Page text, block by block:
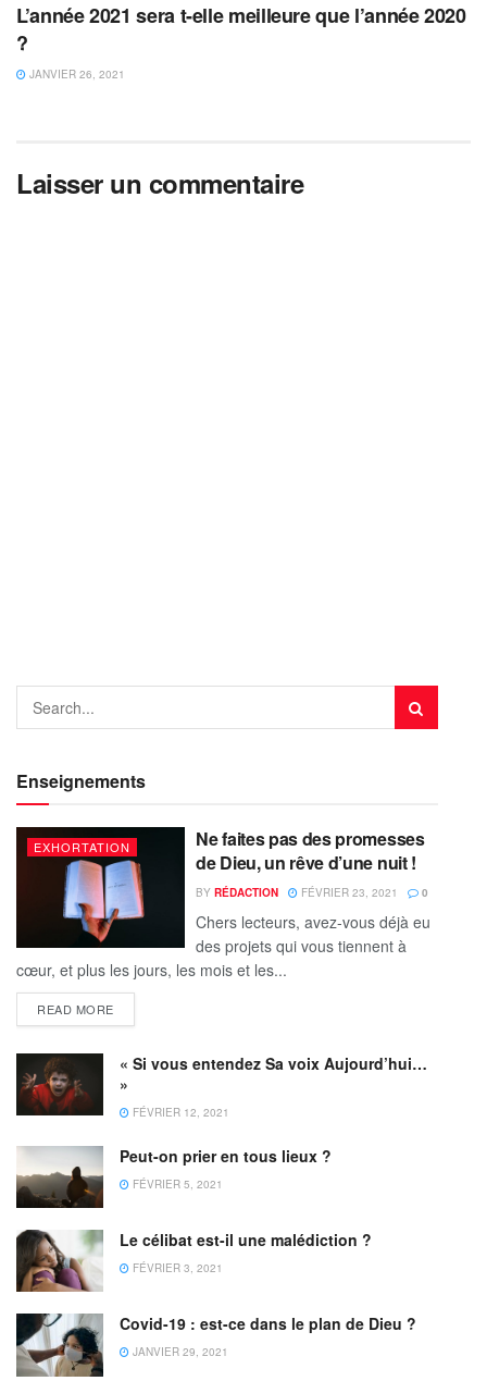
L’année 2021 sera t-elle meilleure que l’année 2020
?
JANVIER 26, 2021
Laisser un commentaire
Enseignements
EXHORTATION
Ne faites pas des promesses
de Dieu, un rêve d’une nuit !
BY RÉDACTION FÉVRIER 23, 2021 0
Chers lecteurs, avez-vous déjà eu
des projets qui vous tiennent à
cœur, et plus les jours, les mois et les...
READ MORE
« Si vous entendez Sa voix Aujourd’hui…
»
FÉVRIER 12, 2021
Peut-on prier en tous lieux ?
FÉVRIER 5, 2021
Le célibat est-il une malédiction ?
FÉVRIER 3, 2021
Covid-19 : est-ce dans le plan de Dieu ?
JANVIER 29, 2021